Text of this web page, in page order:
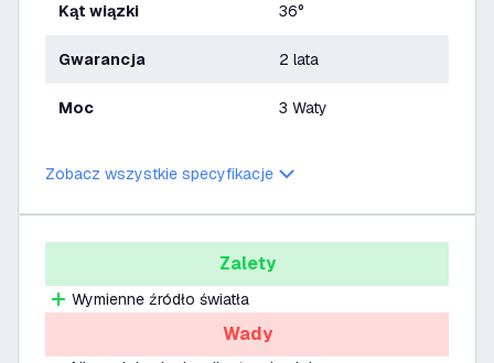
Kąt wiązki 36°
Gwarancja 2 lata
Moc 3 Waty
Zobacz wszystkie specyfikacje
Zalety
Wymienne źródło światła
Wady